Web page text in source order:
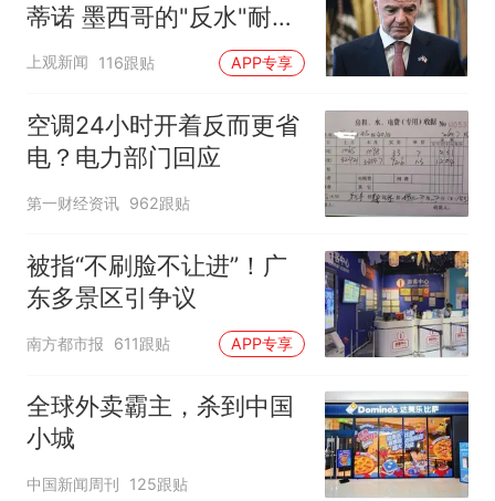
蒂诺 墨西哥的"反水"耐人
寻味
上观新闻 116跟贴 APP专享
空调24小时开着反而更省
电？电力部门回应
第一财经资讯 962跟贴
被指“不刷脸不让进”！广
东多景区引争议
南方都市报 611跟贴 APP专享
全球外卖霸主，杀到中国
小城
中国新闻周刊 125跟贴